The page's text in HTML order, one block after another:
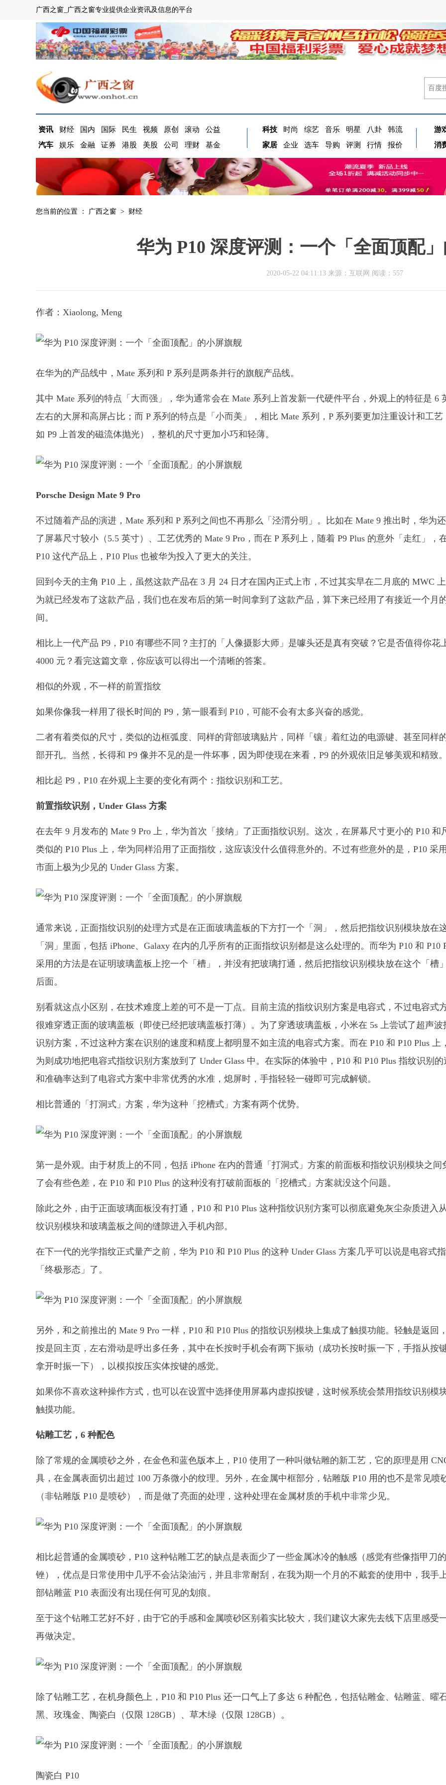
广西之窗_广西之窗专业提供企业资讯及信息的平台
资讯 财经 国内 国际 民生 视频 原创 滚动
公益
汽车
娱乐 金融 证券 港股 美股 公司 理财 基金
科技 时尚 综艺 音乐 明星 八卦
韩流
家居
企业 选车 导购 评测 行情 报价
游
消
您当前的位置 ： 广西之窗 > 财经
华为 P10 深度评测：一个「全面顶配
2020-05-22 04:11:13 来源：互联网 阅读：557
作者：Xiaolong, Meng
在华为的产品线中，Mate 系列和 P 系列是两条并行的旗舰产品线。
其中 Mate 系列的特点「大而强」，华为通常会在 Mate 系列上首发新一代硬件平台，外观上的特征是 6
左右的大屏和高屏占比；而 P 系列的特点是「小而美」，相比 Mate 系列，P 系列要更加注重设计和工艺
如 P9 上首发的磁流体抛光），整机的尺寸更加小巧和轻薄。
Porsche Design Mate 9 Pro
不过随着产品的演进，Mate 系列和 P 系列之间也不再那么「泾渭分明」。比如在 Mate 9 推出时，华为
了屏幕尺寸较小（5.5 英寸）、工艺优秀的 Mate 9 Pro，而在 P 系列上，随着 P9 Plus 的意外「走红」，
P10 这代产品上，P10 Plus 也被华为投入了更大的关注。
回到今天的主角 P10 上，虽然这款产品在 3 月 24 日才在国内正式上市，不过其实早在二月底的 MWC
为就已经发布了这款产品，我们也在发布后的第一时间拿到了这款产品，算下来已经用了有接近一个月
间。
相比上一代产品 P9，P10 有哪些不同？主打的「人像摄影大师」是噱头还是真有突破？它是否值得你花
4000 元？看完这篇文章，你应该可以得出一个清晰的答案。
相似的外观，不一样的前置指纹
如果你像我一样用了很长时间的 P9，第一眼看到 P10，可能不会有太多兴奋的感觉。
二者有着类似的尺寸，类似的边框弧度、同样的背部玻璃贴片，同样「镶」着红边的电源键、甚至同样
部开孔。当然，长得和 P9 像并不见的是一件坏事，因为即使现在来看，P9 的外观依旧足够美观和精致。
相比起 P9，P10 在外观上主要的变化有两个：指纹识别和工艺。
前置指纹识别，Under Glass 方案
在去年 9 月发布的 Mate 9 Pro 上，华为首次「接纳」了正面指纹识别。这次，在屏幕尺寸更小的 P10 和
类似的 P10 Plus 上，华为同样沿用了正面指纹，这应该没什么值得意外的。不过有些意外的是，P10 采
市面上极为少见的 Under Glass 方案。
通常来说，正面指纹识别的处理方式是在正面玻璃盖板的下方打一个「洞」，然后把指纹识别模块放在
「洞」里面，包括 iPhone、Galaxy 在内的几乎所有的正面指纹识别都是这么处理的。而华为 P10 和 P10
采用的方法是在证明玻璃盖板上挖一个「槽」，并没有把玻璃打通，然后把指纹识别模块放在这个「槽
后面。
别看就这点小区别，在技术难度上差的可不是一丁点。目前主流的指纹识别方案是电容式，不过电容式
很难穿透正面的玻璃盖板（即使已经把玻璃盖板打薄）。为了穿透玻璃盖板，小米在 5s 上尝试了超声波
识别方案，不过这种方案在识别的速度和精度上都明显不如主流的电容式方案。而在 P10 和 P10 Plus 上
为则成功地把电容式指纹识别方案放到了 Under Glass 中。在实际的体验中，P10 和 P10 Plus 指纹识别的
和准确率达到了电容式方案中非常优秀的水准，熄屏时，手指轻轻一碰即可完成解锁。
相比普通的「打洞式」方案，华为这种「挖槽式」方案有两个优势。
第一是外观。由于材质上的不同，包括 iPhone 在内的普通「打洞式」方案的前面板和指纹识别模块之间
了会有些色差，在 P10 和 P10 Plus 的这种没有打破前面板的「挖槽式」方案就没这个问题。
除此之外，由于正面玻璃面板没有打通，P10 和 P10 Plus 这种指纹识别方案可以彻底避免灰尘杂质进入
纹识别模块和玻璃盖板之间的缝隙进入手机内部。
在下一代的光学指纹正式量产之前，华为 P10 和 P10 Plus 的这种 Under Glass 方案几乎可以说是电容式
「终极形态」了。
另外，和之前推出的 Mate 9 Pro 一样，P10 和 P10 Plus 的指纹识别模块上集成了触摸功能。轻触是返回
按是回主页，左右滑动是呼出多任务，其中在长按时手机会有两下振动（成功长按时振一下，手指从按
拿开时振一下），以模拟按压实体按键的感觉。
如果你不喜欢这种操作方式，也可以在设置中选择使用屏幕内虚拟按键，这时候系统会禁用指纹识别模
触摸功能。
钻雕工艺，6 种配色
除了常规的金属喷砂之外，在金色和蓝色版本上，P10 使用了一种叫做钻雕的新工艺，它的原理是用
具，在金属表面切出超过 100 万条微小的纹理。另外，在金属中框部分，钻雕版 P10 用的也不是常见喷
（非钻雕版 P10 是喷砂），而是做了亮面的处理，这种处理在金属材质的手机中非常少见。
相比起普通的金属喷砂，P10 这种钻雕工艺的缺点是表面少了一些金属冰冷的触感（感觉有些像指甲刀的
锉），优点是日常使用中几乎不会沾染油污，并且非常耐刮，在我为期一个月的不戴套的使用中，我手
部钻雕蓝 P10 表面没有出现任何可见的划痕。
至于这个钻雕工艺好不好，由于它的手感和金属喷砂区别着实比较大，我们建议大家先去线下店里感受
再做决定。
除了钻雕工艺，在机身颜色上，P10 和 P10 Plus 还一口气上了多达 6 种配色，包括钻雕金、钻雕蓝、曜
黑、玫瑰金、陶瓷白（仅限 128GB）、草木绿（仅限 128GB）。
陶瓷白 P10